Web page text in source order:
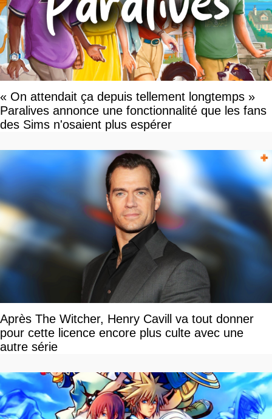
« On attendait ça depuis tellement longtemps »
Paralives annonce une fonctionnalité que les fans
des Sims n'osaient plus espérer
Après The Witcher, Henry Cavill va tout donner
pour cette licence encore plus culte avec une
autre série